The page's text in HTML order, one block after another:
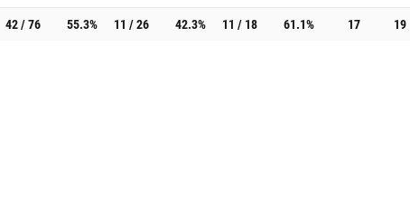
42 / 76 55.3% 11 / 26 42.3% 11 / 18 61.1% 17 19